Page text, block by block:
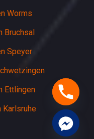
Worms
Bruchsal
Speyer
Ettlingen
Karlsruhe